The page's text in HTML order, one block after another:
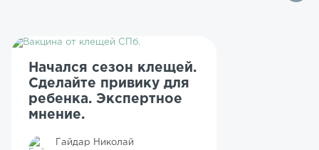
Начался сезон клещей.
Сделайте привику для
ребенка. Экспертное
мнение.
Гайдар Николай